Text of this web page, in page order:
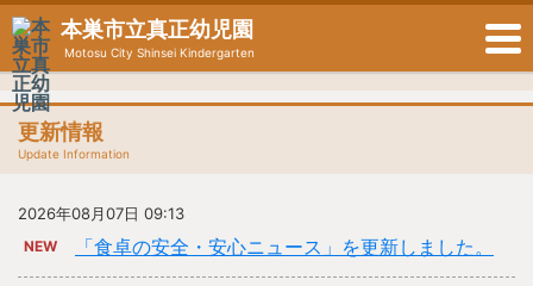
本巣市立真正幼児園
Motosu City Shinsei Kindergarten
更新情報
Update Information
2026年08月07日 09:13
NEW 「食卓の安全・安心ニュース」を更新しました。